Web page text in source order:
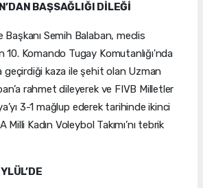
BAŞSAĞLIĞI DİLEĞİ
Başkanı Semih Balaban, meclis
10. Komando Tugay Komutanlığı'nda
geçirdiği kaza ile şehit olan Uzman
rahmet dileyerek ve FIVB Milletler
3-1 mağlup ederek tarihinde ikinci
Kadın Voleybol Takımı’nı tebrik